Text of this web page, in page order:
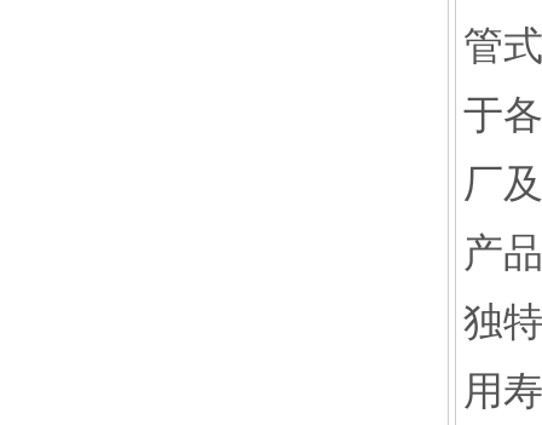
管
于
厂
产
独
用